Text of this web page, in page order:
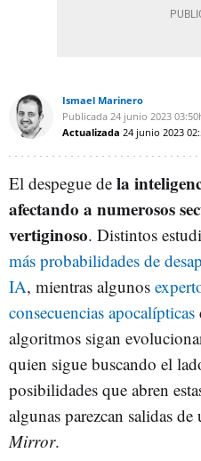
Ismael Marinero
Publicada 24 junio 2023
Actualizada 24 junio 2023
El despegue de la
afectando a numerosos
vertiginoso. Distintos
más probabilidades de
IA, mientras algunos
consecuencias apocalípticas
algoritmos sigan
quien sigue buscando el
posibilidades que abren
algunas parezcan salidas
Mirror.